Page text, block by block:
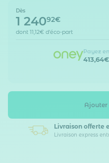
Dès
1 24092€
dont 11,12€ d'éco-part
Payez
413,64€
Ajouter
Livraison offerte
Livraison express